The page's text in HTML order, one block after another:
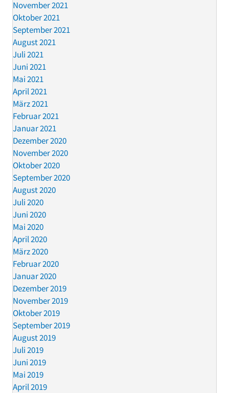
November 2021
Oktober 2021
September 2021
August 2021
Juli 2021
Juni 2021
Mai 2021
April 2021
März 2021
Februar 2021
Januar 2021
Dezember 2020
November 2020
Oktober 2020
September 2020
August 2020
Juli 2020
Juni 2020
Mai 2020
April 2020
März 2020
Februar 2020
Januar 2020
Dezember 2019
November 2019
Oktober 2019
September 2019
August 2019
Juli 2019
Juni 2019
Mai 2019
April 2019